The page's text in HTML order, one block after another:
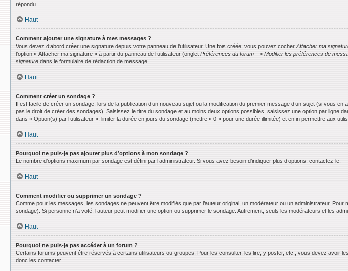
répondu.
Haut
Comment ajouter une signature à mes messages ?
Vous devez d’abord créer une signature depuis votre panneau de l’utilisateur. Une fois créée, vous pouvez cocher Attacher ma
l’option « Attacher ma signature » à partir du panneau de l’utilisateur (onglet Préférences du forum --> Modifier les préférences de
signature dans le formulaire de rédaction de message.
Haut
Comment créer un sondage ?
Il est facile de créer un sondage, lors de la publication d’un nouveau sujet ou la modification du premier message d’un sujet (si vous en
pas le droit de créer des sondages). Saisissez le titre du sondage et au moins deux options possibles, saisissez une option par ligne
dans « Option(s) par l’utilisateur », limiter la durée en jours du sondage (mettre « 0 » pour une durée illimitée) et enfin permettre aux
Haut
Pourquoi ne puis-je pas ajouter plus d’options à mon sondage ?
Le nombre d’options maximum par sondage est défini par l’administrateur. Si vous avez besoin d’indiquer plus d’options, contactez-le.
Haut
Comment modifier ou supprimer un sondage ?
Comme pour les messages, les sondages ne peuvent être modifiés que par l’auteur original, un modérateur ou un administrateur. Pour
sondage). Si personne n’a voté, l’auteur peut modifier une option ou supprimer le sondage. Autrement, seuls les modérateurs et les
Haut
Pourquoi ne puis-je pas accéder à un forum ?
Certains forums peuvent être réservés à certains utilisateurs ou groupes. Pour les consulter, les lire, y poster, etc., vous devez
donc les contacter.